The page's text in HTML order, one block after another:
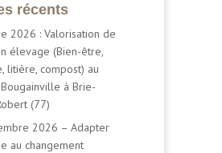
récents
2026 : Valorisation de
élevage (Bien-être,
litière, compost) au
Bougainville à Brie-
(77)
2026 – Adapter
au changement